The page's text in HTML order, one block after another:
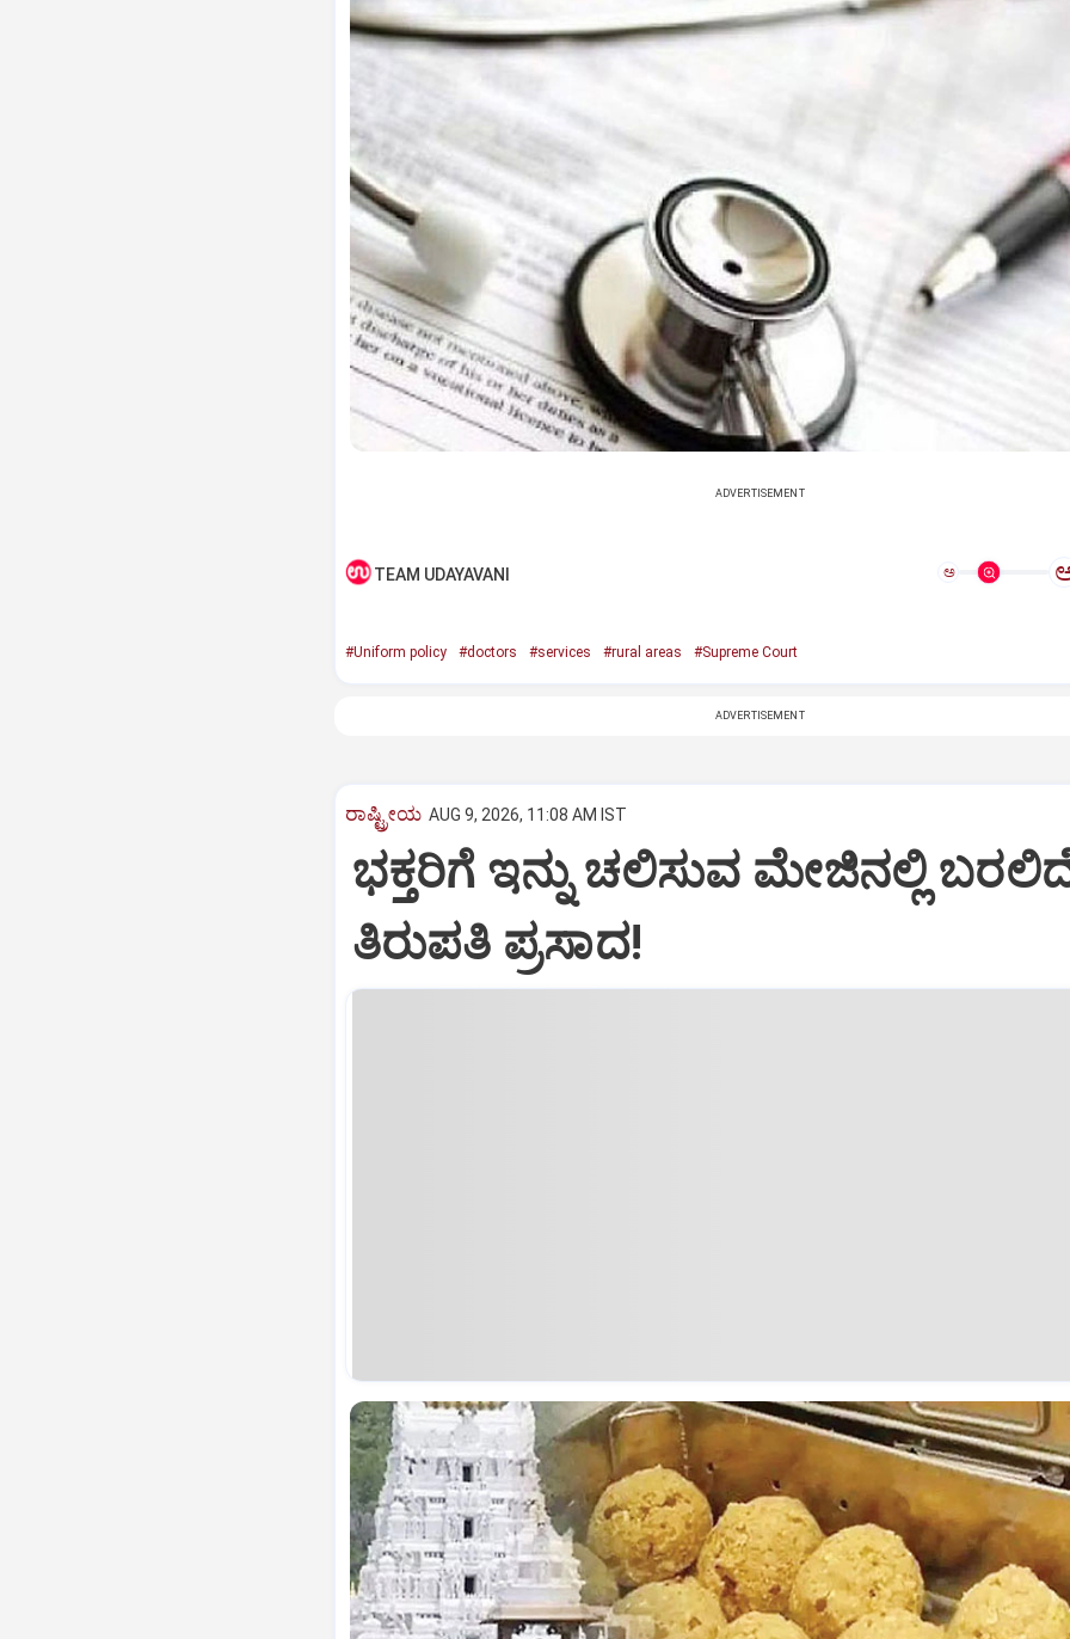
ADVERTISEMENT
TEAM UDAYAVANI ಅ
#Uniform policy #doctors #services #rural areas #Supreme Court
ADVERTISEMENT
ರಾಷ್ಟ್ರೀಯ AUG 9, 2026, 11:08 AM IST
ಭಕ್ತರಿಗೆ ಇನ್ನು ಚಲಿಸುವ ಮೇಜಿನಲ್ಲಿ
ತಿರುಪತಿ ಪ್ರಸಾದ!